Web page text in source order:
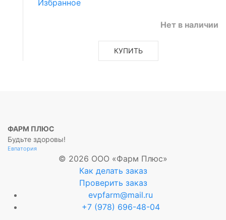
Избранное
Нет в наличии
КУПИТЬ
ФАРМ ПЛЮС
Будьте здоровы!
Евпатория
© 2026 ООО «Фарм Плюс»
Как делать заказ
Проверить заказ
evpfarm@mail.ru
+7 (978) 696-48-04